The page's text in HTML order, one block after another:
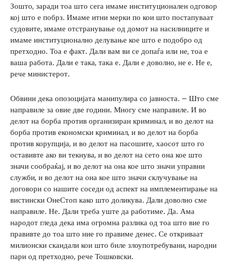
Зошто, заради тоа што сега имаме институционален одговор
кој што е побрз. Имаме итни мерки по кои што постапуваат
судовите, имаме отстранување од домот на насилниците и
имаме институционално делување кое што е подобро од
претходно. Тоа е факт. Дали вам ви се допаѓа или не, тоа е
ваша работа. Дали е така, така е. Дали е доволно, не е. Не е,
рече министерот.
Обвини дека опозоцијата манипулира со јавноста. – Што сме
направиле за овие две години. Многу сме направиле. И во
делот на борба против организиран криминал, и во делот на
борба против економски криминал, и во делот на борба
против корупција, и во делот на пасошите, хаосот што го
оставивте ако ви текнува, и во делот на сето она кое што
значи сообраќај, и во делот на она кое што значи управни
служби, и во делот на она кое што значи склучување на
договори со нашите соседи од аспект на имплементирање на
вистински ОнеСтоп како што доликува. Дали доволно сме
направиле. Не. Дали треба уште да работиме. Да. Ама
народот гледа дека има огромна разлика од тоа што вие го
правивте до тоа што ние го правиме денес. Се откриваат
милионски скандали кои што биле злоупотребувани, народни
пари од претходно, рече Тошковски.